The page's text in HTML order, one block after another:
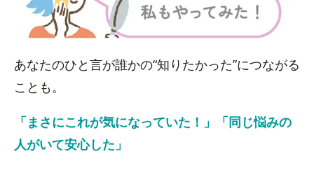
あなたのひと言が誰かの“知りたかった”につながる
ことも。
「まさにこれが気になっていた！」「同じ悩みの
人がいて安心した」